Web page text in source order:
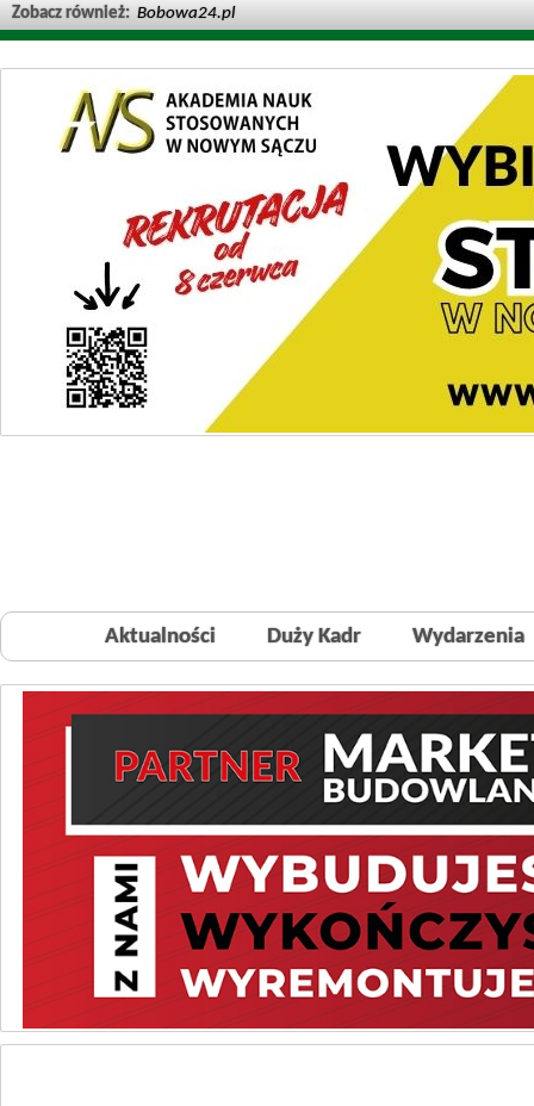
Zobacz również: Bobowa24.pl
Aktualności Duży Kadr Wydarzenia